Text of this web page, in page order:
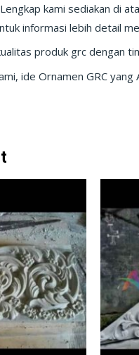
kami sediakan di
informasi lebih detail
produk grc dengan
ide Ornamen GRC